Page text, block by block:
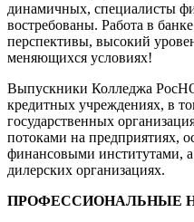
динамичных, специалисты
востребованы. Работа в
перспективы, высокий
меняющихся условиях!
Выпускники Колледжа
кредитных учреждениях, в
государственных
потоками на предприятиях,
финансовыми институтами,
дилерских организациях.
ПРОФЕССИОНАЛЬНЫЕ